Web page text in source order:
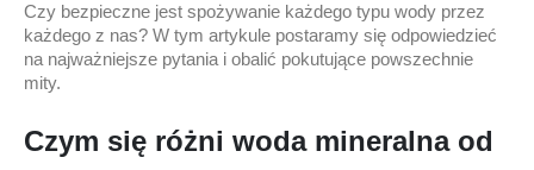
Czy bezpieczne jest spożywanie każdego typu wody przez
każdego z nas? W tym artykule postaramy się odpowiedzieć
na najważniejsze pytania i obalić pokutujące powszechnie
mity.
Czym się różni woda mineralna od